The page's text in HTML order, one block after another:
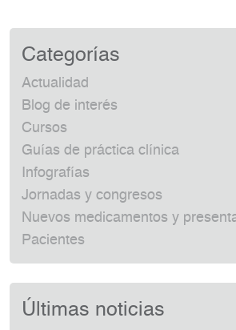
Categorías
Actualidad
Blog de interés
Cursos
Guías de práctica clínica
Infografías
Jornadas y congresos
Nuevos medicamentos y
Pacientes
Últimas noticias